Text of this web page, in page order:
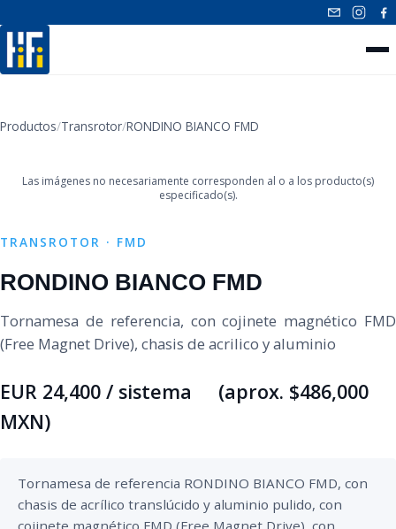
Productos/Transrotor/RONDINO BIANCO FMD
Las imágenes no necesariamente corresponden al o a los producto(s)
especificado(s).
TRANSROTOR · FMD
RONDINO BIANCO FMD
Tornamesa de referencia, con cojinete magnético FMD
(Free Magnet Drive), chasis de acrilico y aluminio
EUR 24,400 / sistema (aprox. $486,000
MXN)
Tornamesa de referencia RONDINO BIANCO FMD, con
chasis de acrílico translúcido y aluminio pulido, con
cojinete magnético FMD (Free Magnet Drive), con